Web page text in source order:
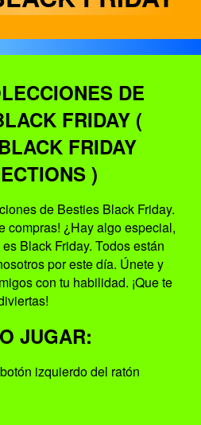
DE
FRIDAY (
FRIDAY
)
de Besties Black Friday.
compras! ¿Hay algo especial,
Black Friday. Todos están
por este día. Únete y
con tu habilidad. ¡Que te
JUGAR:
izquierdo del ratón